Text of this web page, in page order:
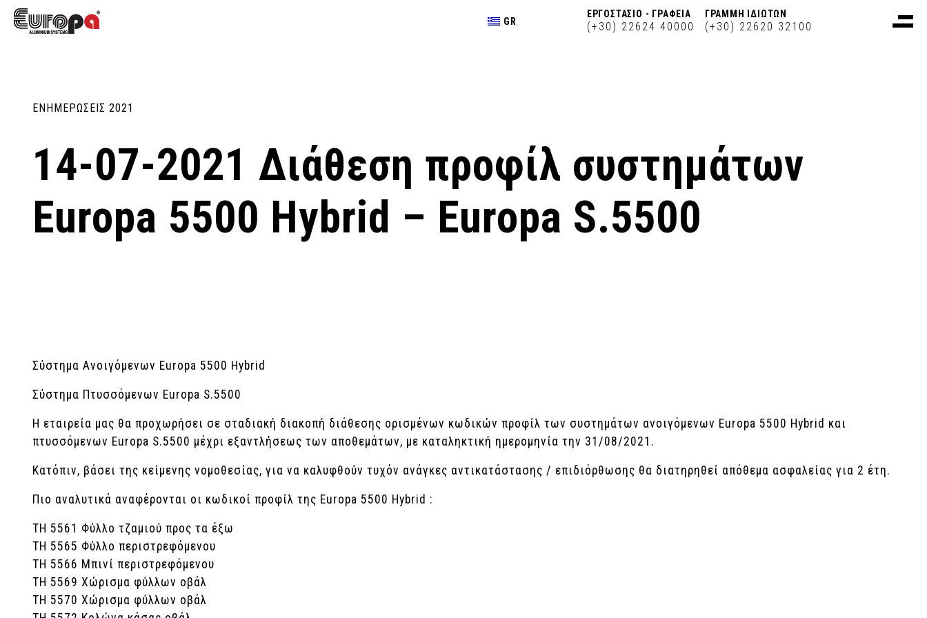
GR
ΕΡΓΟΣΤΑΣΙΟ - ΓΡΑΦΕΙΑ
(+30) 22624 40000
ΓΡΑΜΜΗ ΙΔΙΩΤΩΝ
(+30) 22620 32100
ΕΝΗΜΕΡΩΣΕΙΣ 2021
14-07-2021 Διάθεση προφίλ συστημάτων
Europa 5500 Hybrid – Europa S.5500
Σύστημα Aνοιγόμενων Europa 5500 Hybrid
Σύστημα Πτυσσόμενων Europa S.5500
Η εταιρεία μας θα προχωρήσει σε σταδιακή διακοπή διάθεσης ορισμένων κωδικών προφίλ των συστημάτων ανοιγόμενων Europa 5500 Hybrid και
πτυσσόμενων Europa S.5500 μέχρι εξαντλήσεως των αποθεμάτων, με καταληκτική ημερομηνία την 31/08/2021.
Κατόπιν, βάσει της κείμενης νομοθεσίας, για να καλυφθούν τυχόν ανάγκες αντικατάστασης / επιδιόρθωσης θα διατηρηθεί απόθεμα ασφαλείας για 2 έτη.
Πιο αναλυτικά αναφέρονται οι κωδικοί προφίλ της Europa 5500 Hybrid :
ΤΗ 5561 Φύλλο τζαμιού προς τα έξω
ΤΗ 5565 Φύλλο περιστρεφόμενου
ΤΗ 5566 Μπινί περιστρεφόμενου
ΤΗ 5569 Χώρισμα φύλλων οβάλ
ΤΗ 5570 Χώρισμα φύλλων οβάλ